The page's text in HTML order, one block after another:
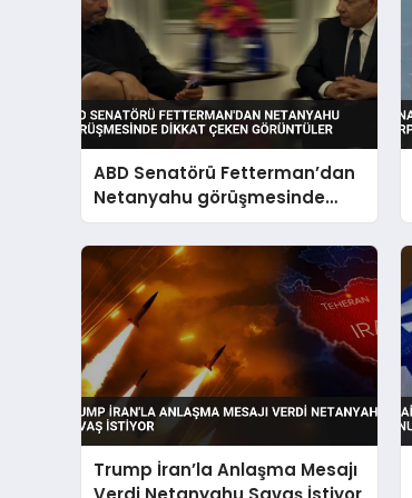
ABD Senatörü Fetterman’dan
Netanyahu görüşmesinde
dikkat çeken görüntüler
Trump İran’la Anlaşma Mesajı